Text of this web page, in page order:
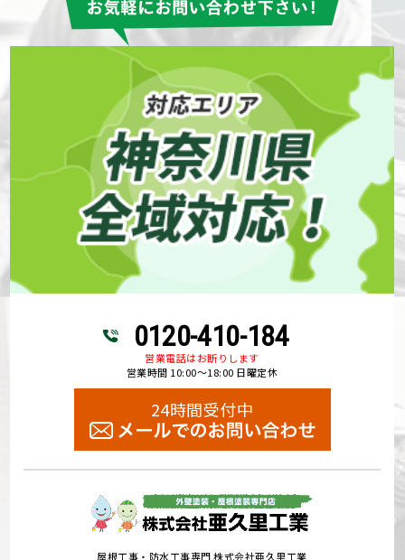
0120-410-184
営業電話はお断りします
営業時間 10:00～18:00 日曜定休
24時間受付中
屋根工事・防水工事専門 株式会社亜久里工業